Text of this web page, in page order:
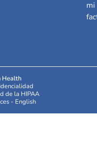
mi
Health
de la HIPAA
- English